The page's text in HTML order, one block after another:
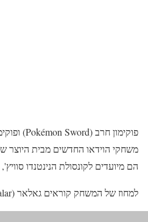
משחקי הוידאו החדשים מבית היוצר של
הם מיועדים לקונסולת הנינטנדו סוויץ', הם
למחוז של המשחק קוראים גאלאר (Galar).